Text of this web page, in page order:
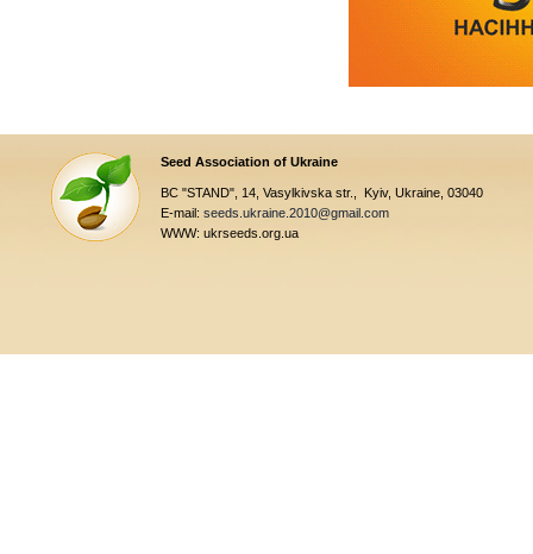
Seed Association of Ukraine
BC "STAND", 14, Vasylkivska str., Kyiv, Ukraine, 03040
E-mail: seeds.ukraine.2010@gmail.com
WWW: ukrseeds.org.ua